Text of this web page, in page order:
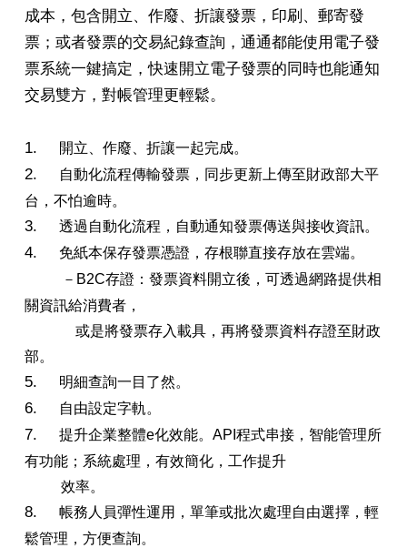
成本，包含開立、作廢、折讓發票，印刷、郵寄發
票；或者發票的交易紀錄查詢，通通都能使用電子發
票系統一鍵搞定，快速開立電子發票的同時也能通知
交易雙方，對帳管理更輕鬆。
1. 開立、作廢、折讓一起完成。
2.
自動化流程傳輸發票，同步更新上傳至財政部大平
台，不怕逾時。
3. 透過自動化流程，自動通知發票傳送與接收資訊。
4.
免紙本保存發票憑證，存根聯直接存放在雲端。
－B2C存證：發票資料開立後，可透過網路提供相
關資訊給消費者，
或是將發票存入載具，再將發票資料存證至財政
部。
5. 明細查詢一目了然。
6. 自由設定字軌。
7.
提升企業整體e化效能。API程式串接，智能管理所
有功能；系統處理，有效簡化，工作提升
效率。
8.
帳務人員彈性運用，單筆或批次處理自由選擇，輕
鬆管理，方便查詢。